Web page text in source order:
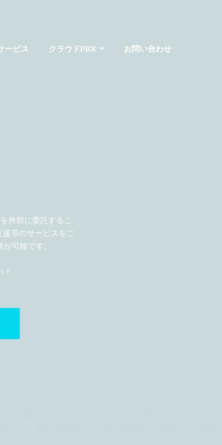
ービス クラウドPBX お問い合わせ
外部に委託するこ
等のサービスをご
可能です。